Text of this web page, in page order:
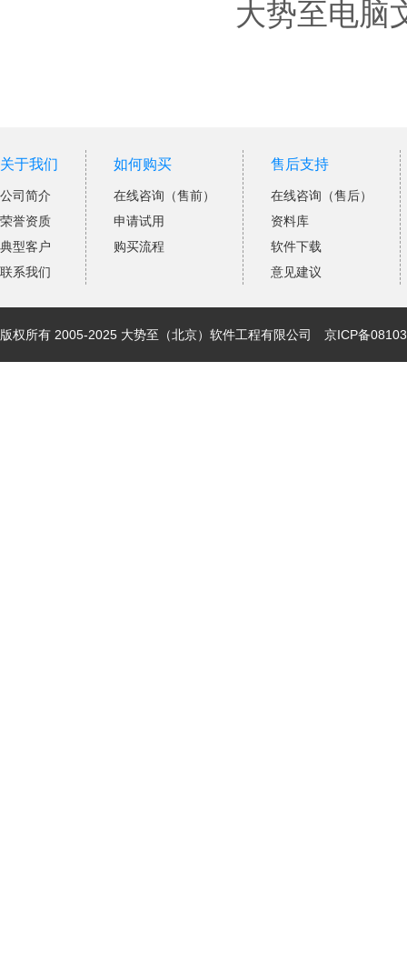
大势至电脑
关于我们
公司简介
荣誉资质
典型客户
联系我们
如何购买
在线咨询（售前）
申请试用
购买流程
售后支持
在线咨询（售后）
资料库
软件下载
意见建议
版权所有 2005-2025 大势至（北京）软件工程有限公司 京ICP备